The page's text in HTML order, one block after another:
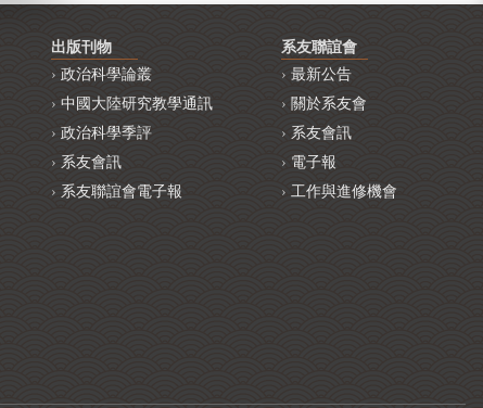
出版刊物
政治科學論叢
中國大陸研究教學通訊
政治科學季評
系友會訊
系友聯誼會電子報
系友聯誼會
最新公告
關於系友會
系友會訊
電子報
工作與進修機會